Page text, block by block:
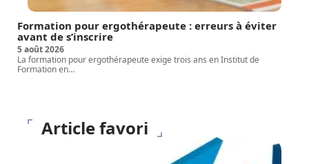
Formation pour ergothérapeute : erreurs à éviter
avant de s’inscrire
5 août 2026
La formation pour ergothérapeute exige trois ans en Institut de
Formation en…
Article favori